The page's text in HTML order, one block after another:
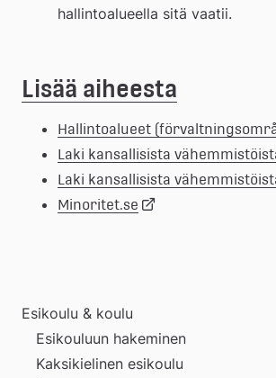
hallintoalueella sitä vaatii.
Lisää aiheesta
Hallintoalueet
Laki kansallisista
Laki kansallisista
Minoritet.se Länk
webbplats
Esikoulu & koulu
Esikouluun hakeminen
Kaksikielinen esikoulu